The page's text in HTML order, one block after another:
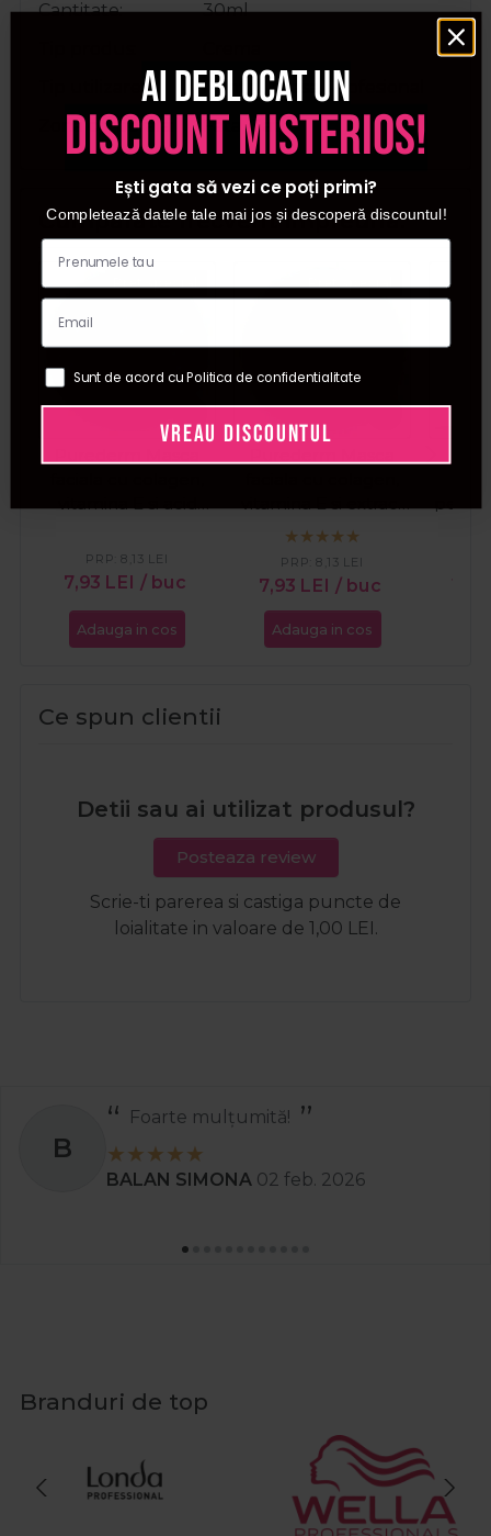
Cantitate
30ml
Pentru acasa, Profesional
Zona corporala
Fata, Gat
Cumparate frecvent impreuna:
Pret special
vitamina E si acid
7,93 LEI / buc
PRP:8,13 LEI
Adauga in cos
Pret special
vitamina E si extract
de aloe vera 1buc
7,93 LEI / buc
PRP:8,13 LEI
Adauga in cos
Ce spun clientii
Detii sau ai utilizat produsul?
Posteaza review
Scrie-ti parerea si castiga puncte de
loialitate in valoare de 1,00 LEI.
B
Foarte mulțumită!
BALAN SIMONA 02 feb. 2026
Branduri de top
Ai deblocat un
discount misterios!
Ești gata să vezi ce poți primi?
Completează datele tale mai jos și descoperă discountul!
Sunt de acord cu Politica de confidentialitate
VREAU DISCOUNTUL